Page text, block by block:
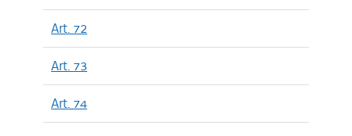
Art. 72
Art. 73
Art. 74